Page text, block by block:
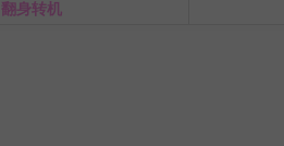
翻身转机